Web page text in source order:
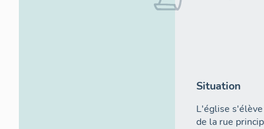
Situation
L'église
de la rue